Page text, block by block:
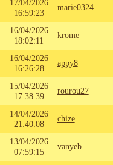
17/04/2026
16:59:23
marie0324
16/04/2026
18:02:11
krome
16/04/2026
16:26:28
appy8
15/04/2026
17:38:39
rourou27
14/04/2026
21:40:08
chize
13/04/2026
07:59:15
vanyeb